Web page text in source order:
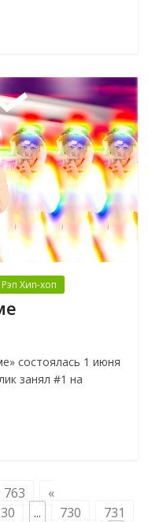
Рэп Хип-хоп
состоялась 1 июня
занял #1 на
«
30 ... 730
731